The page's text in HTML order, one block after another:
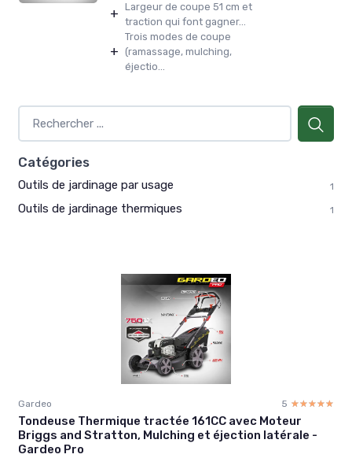
+ Largeur de coupe 51 cm et
traction qui font gagner...
+
Trois modes de coupe
(ramassage, mulching,
éjectio...
Catégories
Outils de jardinage par usage 1
Outils de jardinage thermiques 1
Gardeo 5 ☆☆☆☆☆
★★★★★
Tondeuse Thermique tractée 161CC avec Moteur
Briggs and Stratton, Mulching et éjection latérale -
Gardeo Pro